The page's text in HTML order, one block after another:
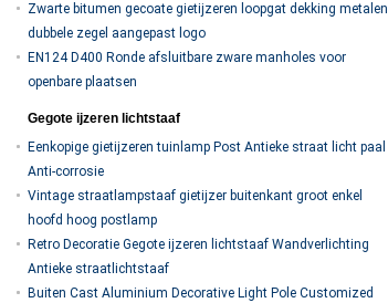
Zwarte bitumen gecoate gietijzeren loopgat dekking metalen
dubbele zegel aangepast logo
EN124 D400 Ronde afsluitbare zware manholes voor
openbare plaatsen
Gegote ijzeren lichtstaaf
Eenkopige gietijzeren tuinlamp Post Antieke straat licht paal
Anti-corrosie
Vintage straatlampstaaf gietijzer buitenkant groot enkel
hoofd hoog postlamp
Retro Decoratie Gegote ijzeren lichtstaaf Wandverlichting
Antieke straatlichtstaaf
Buiten Cast Aluminium Decorative Light Pole Customized